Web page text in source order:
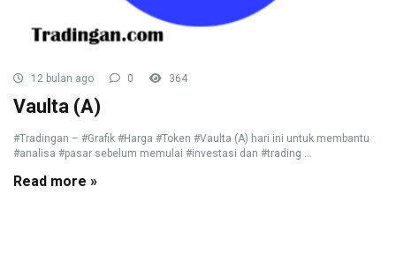
12 bulan ago 0 364
Vaulta (A)
#Tradingan – #Grafik #Harga #Token #Vaulta (A) hari ini untuk membantu
#analisa #pasar sebelum memulai #investasi dan #trading ...
Read more »